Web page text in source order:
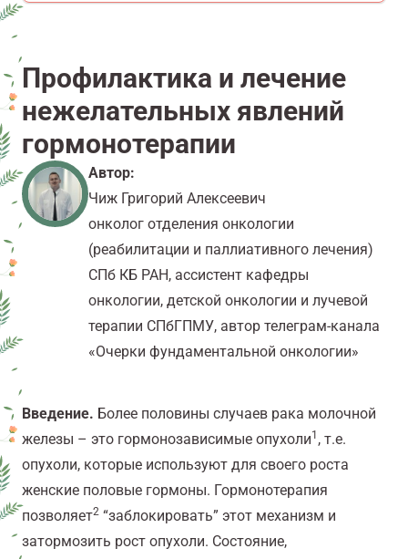
Профилактика и лечение
нежелательных явлений
гормонотерапии
Автор:
Чиж Григорий Алексеевич
онколог отделения онкологии
(реабилитации и паллиативного лечения)
СПб КБ РАН, ассистент кафедры
онкологии, детской онкологии и лучевой
терапии СПбГПМУ, автор телеграм-канала
«Очерки фундаментальной онкологии»
Введение. Более половины случаев рака молочной
железы – это гормонозависимые опухоли1 , т.е.
опухоли, которые используют для своего роста
женские половые гормоны. Гормонотерапия
позволяет2 “заблокировать” этот механизм и
затормозить рост опухоли. Состояние,